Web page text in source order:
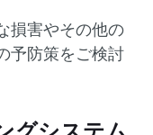
損害やその他の
予防策をご検討